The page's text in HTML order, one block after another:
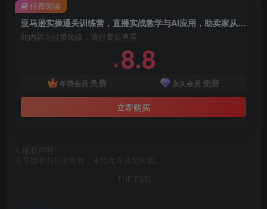
亚马逊实操通关训练营，直播实战教学与AI应用，助卖家从0到精通打造盈利店铺（更新4月2日）
此内容为付费阅读，请付费后查看
￥ 8.8
年费会员 免费 永久会员 免费
立即购买
付费阅读
版权声明
文章版权归作者所有，未经允许请勿转载。
THE END